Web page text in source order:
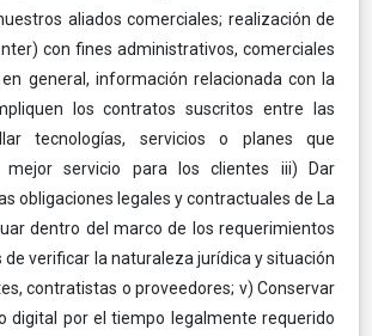
aliados comerciales; realización de
con fines administrativos, comerciales
general, información relacionada con la
los contratos suscritos entre las
tecnologías, servicios o planes que
mejor servicio para los clientes iii) Dar
obligaciones legales y contractuales de La
dentro del marco de los requerimientos
de verificar la naturaleza jurídica y situación
contratistas o proveedores; v) Conservar
digital por el tiempo legalmente requerido